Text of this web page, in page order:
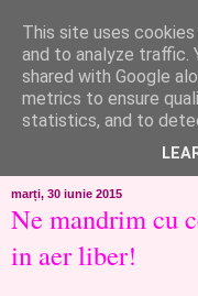
like ?...or
..de
chef..incercate pe pielea
marți, 30 iunie 2015
Ne mandrim cu
in aer liber!
This site uses
and to analyze traffic.
shared with Google
metrics to ensure
statistics, and to